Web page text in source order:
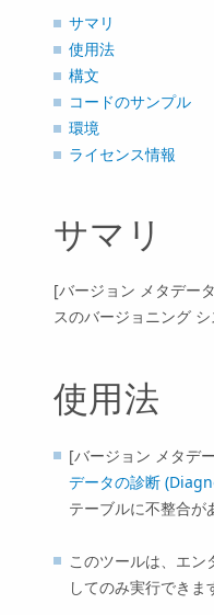
サマリ
使用法
構文
コードのサンプル
環境
ライセンス情報
サマリ
[バージョン メタデー
スのバージョニング
使用法
[バージョン メタデ
データの診断
テーブルに不整合が
このツールは、エ
してのみ実行できま